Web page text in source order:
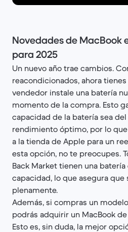
Novedades de MacBook
para 2025
Un nuevo año trae cambios.
reacondicionados, ahora
vendedor instale una batería
momento de la compra. Esto
capacidad de la batería sea del
rendimiento óptimo, por lo
a la tienda de Apple para un
esta opción, no te preocupes.
Back Market tienen una
capacidad, lo que asegura
plenamente.
Además, si compras un
podrás adquirir un MacBook
Esto es, sin duda, la mejor